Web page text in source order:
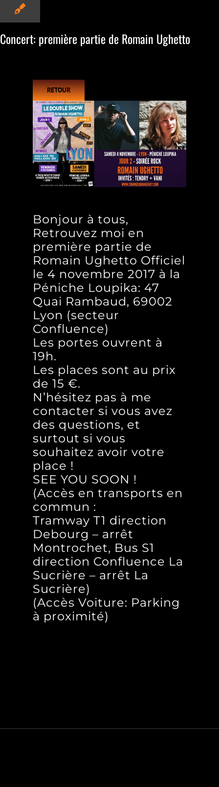
Concert: première partie de Romain Ughetto
RETOUR
Bonjour à tous,
Retrouvez moi en
première partie de
Romain Ughetto Officiel
le 4 novembre 2017 à la
Péniche Loupika: 47
Quai Rambaud, 69002
Lyon (secteur
Confluence)
Les portes ouvrent à
19h.
Les places sont au prix
de 15 €.
N’hésitez pas à me
contacter si vous avez
des questions, et
surtout si vous
souhaitez avoir votre
place !
SEE YOU SOON !
(Accès en transports en
commun :
Tramway T1 direction
Debourg – arrêt
Montrochet, Bus S1
direction Confluence La
Sucrière – arrêt La
Sucrière)
(Accès Voiture: Parking
à proximité)